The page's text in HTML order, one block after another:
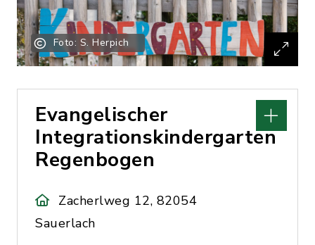
Foto: S. Herpich
Evangelischer
Integrationskindergarten
Regenbogen
Zacherlweg 12, 82054
Sauerlach